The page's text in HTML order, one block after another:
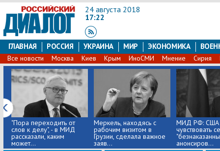
24 августа 2018
17:22
ГЛАВНАЯ РОССИЯ УКРАИНА МИР ЭКОНОМИКА
Все новости Москва Киев Крым ИноСМИ Мнение Сирия
"Пора переходить от
слов к делу", - в МИД
рассказали, каким
может...
Меркель, находясь с
рабочим визитом в
Грузии, сделала важное
заяв...
МИД РФ: США
чувствовать
анонсиров...